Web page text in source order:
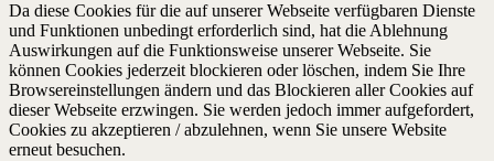
Da diese Cookies für die auf unserer Webseite verfügbaren Dienste
und Funktionen unbedingt erforderlich sind, hat die Ablehnung
Auswirkungen auf die Funktionsweise unserer Webseite. Sie
können Cookies jederzeit blockieren oder löschen, indem Sie Ihre
Browsereinstellungen ändern und das Blockieren aller Cookies auf
dieser Webseite erzwingen. Sie werden jedoch immer aufgefordert,
Cookies zu akzeptieren / abzulehnen, wenn Sie unsere Website
erneut besuchen.